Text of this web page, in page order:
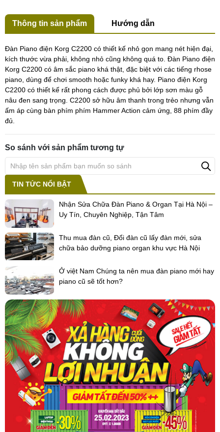
Thông tin sản phẩm Hướng dẫn
Đàn Piano điện Korg C2200 có thiết kế nhỏ gọn mang nét hiện đại,
kích thước vừa phải, không nhỏ cũng không quá to. Đàn Piano điện
Korg C2200 có âm sắc piano khá thật, đặc biệt với các tiếng rhose
piano, dùng để chơi smooth hoặc funky khá hay. Piano điện Korg
C2200 có thiết kế rất phong cách được phủ bởi lớp sơn màu gỗ
nâu đen sang trọng. C2200 sở hữu âm thanh trong trẻo nhưng vẫn
ấm áp cùng bàn phím phím Hammer Action cảm ứng, 88 phím đầy
đủ.
So sánh với sản phẩm tương tự
TIN TỨC NỔI BẬT
Nhận Sửa Chữa Đàn Piano & Organ Tại Hà Nội –
Uy Tín, Chuyên Nghiệp, Tận Tâm
Thu mua đàn cũ, Đổi đàn cũ lấy đàn mới, sửa
chữa bảo dưỡng piano organ khu vực Hà Nội
Ở việt Nam Chúng ta nên mua đàn piano mới hay
piano cũ sẽ tốt hơn?